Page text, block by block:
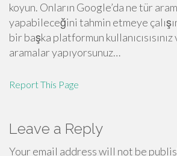
koyun. Onların Google’da ne tür
yapabileceğini tahmin etmeye
bir başka platformun kullanıcısısınız
aramalar yapıyorsunuz…
Report This Page
Leave a Reply
Your email address will not be